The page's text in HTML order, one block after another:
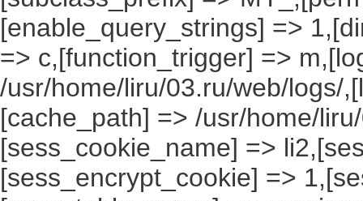
[enable_query_strings] =>
=> c,[function_trigger] =>
/usr/home/liru/03.ru/web/logs/
[cache_path] => /usr/home/
[sess_cookie_name] =>
[sess_encrypt_cookie] =>